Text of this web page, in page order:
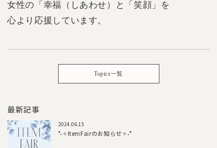
女性の「幸福（しあわせ）と「笑顔」を
心より応援しています。
Topics一覧
最新記事
2024.06.15
°˖✧ItemFairのお知らせ✧˖°